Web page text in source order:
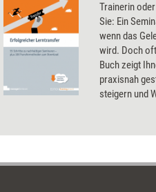
Trainerin
Sie: Ein
wenn das
wird. Doch
Buch zeigt
praxisnah
steigern und
Ergebnisse
Lerntransfer